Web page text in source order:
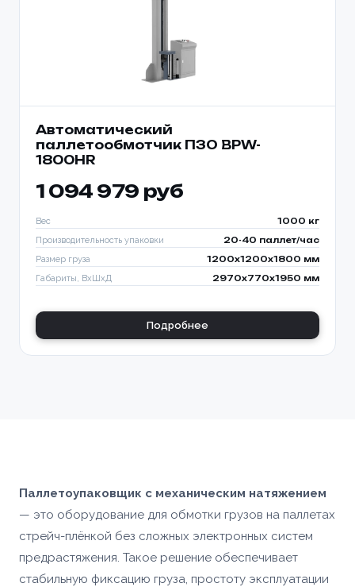
Автоматический
паллетообмотчик ПЗО BPW-
1800HR
1 094 979 руб
Вес 1000 кг
Производительность упаковки 20-40 паллет/час
Размер груза 1200х1200х1800 мм
Габариты, ВхШхД 2970х770х1950 мм
Подробнее
Паллетоупаковщик с механическим натяжением
— это оборудование для обмотки грузов на паллетах
стрейч-плёнкой без сложных электронных систем
предрастяжения. Такое решение обеспечивает
стабильную фиксацию груза, простоту эксплуатации